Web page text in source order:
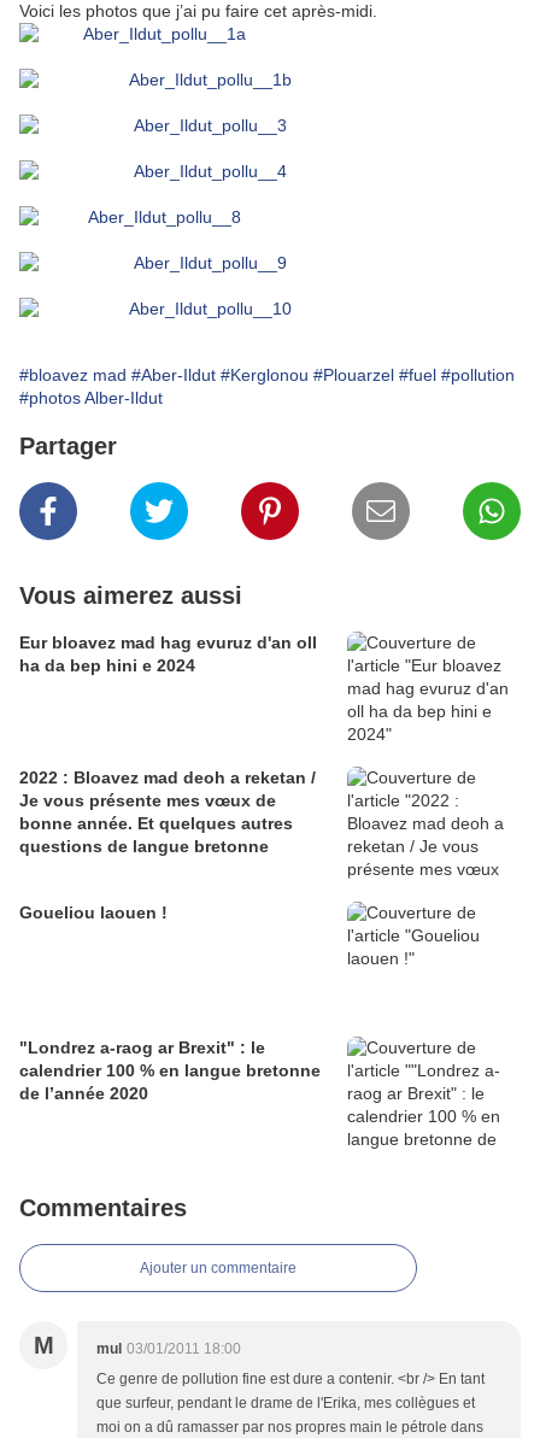
Voici les photos que j’ai pu faire cet après-midi.
#bloavez mad #Aber-Ildut #Kerglonou #Plouarzel #fuel #pollution
#photos Alber-Ildut
Partager
Vous aimerez aussi
Eur bloavez mad hag evuruz d'an oll
ha da bep hini e 2024
2022 : Bloavez mad deoh a reketan /
Je vous présente mes vœux de
bonne année. Et quelques autres
questions de langue bretonne
Goueliou laouen !
"Londrez a-raog ar Brexit" : le
calendrier 100 % en langue bretonne
de l’année 2020
Commentaires
Ajouter un commentaire
M mul 03/01/2011 18:00
Ce genre de pollution fine est dure a contenir. <br /> En tant
que surfeur, pendant le drame de l'Erika, mes collègues et
moi on a dû ramasser par nos propres main le pétrole dans